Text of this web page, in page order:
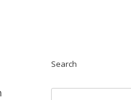
Search